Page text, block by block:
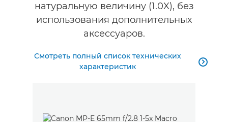
натуральную величину (1.0X), без
использования дополнительных
аксессуаров.
Смотреть полный список технических
характеристик
